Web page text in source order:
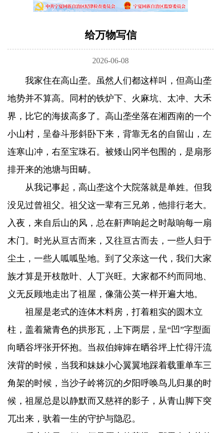
给万物写信
2026-06-08
我家住在高山垄。虽然人们都这样叫，但高山垄
地势并不算高。同村的铁炉下、火麻坑、太冲、大禾
界，比它的海拔高多了。高山垄坐落在湘西南的一个
小山村，呈畚斗形斜卧下来，背靠无名的自留山，左
连寒山冲，右至宝珠石。被矮山冈半包围的，是扇形
排开来的池塘与田畴。
从我记事起，高山垄这个大院落就是单姓。但我
没见过曾祖父。祖父这一辈有三兄弟，他排行老大。
入夜，来自后山的风，总在鼾声响起之时敲响每一扇
木门。时光从亘古而来，又往亘古而去，一些人归于
尘土，一些人呱呱坠地。到了父亲这一代，我们大家
族才算是开枝散叶、人丁兴旺。大家都不约而同地、
义无反顾地走出了祖屋，像蒲公英一样开遍大地。
祖屋是老式的连体木料房，打着粗实的圆木立
柱，盖着黛青色的拱形瓦，上下两层，呈“凹”字型面
向晒谷坪张开怀抱。当叔伯婶婶在晒谷坪上忙得汗流
浃背的时候，当我和妹妹小心翼翼地踩着载重单车三
角架的时候，当沙子岭将沉的夕阳呼唤鸟儿归巢的时
候，祖屋总是以静默而又慈祥的影子，从青山脚下突
兀出来，驮着一生的守护与隐忍。